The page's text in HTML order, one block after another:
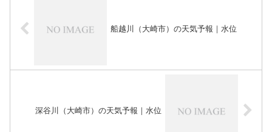
船越川（大崎市）の天気予報｜水位
深谷川（大崎市）の天気予報｜水位